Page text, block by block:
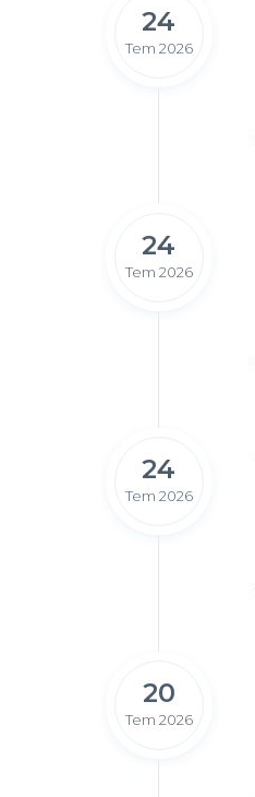
24
Tem 2026
24
Tem 2026
24
Tem 2026
20
Tem 2026